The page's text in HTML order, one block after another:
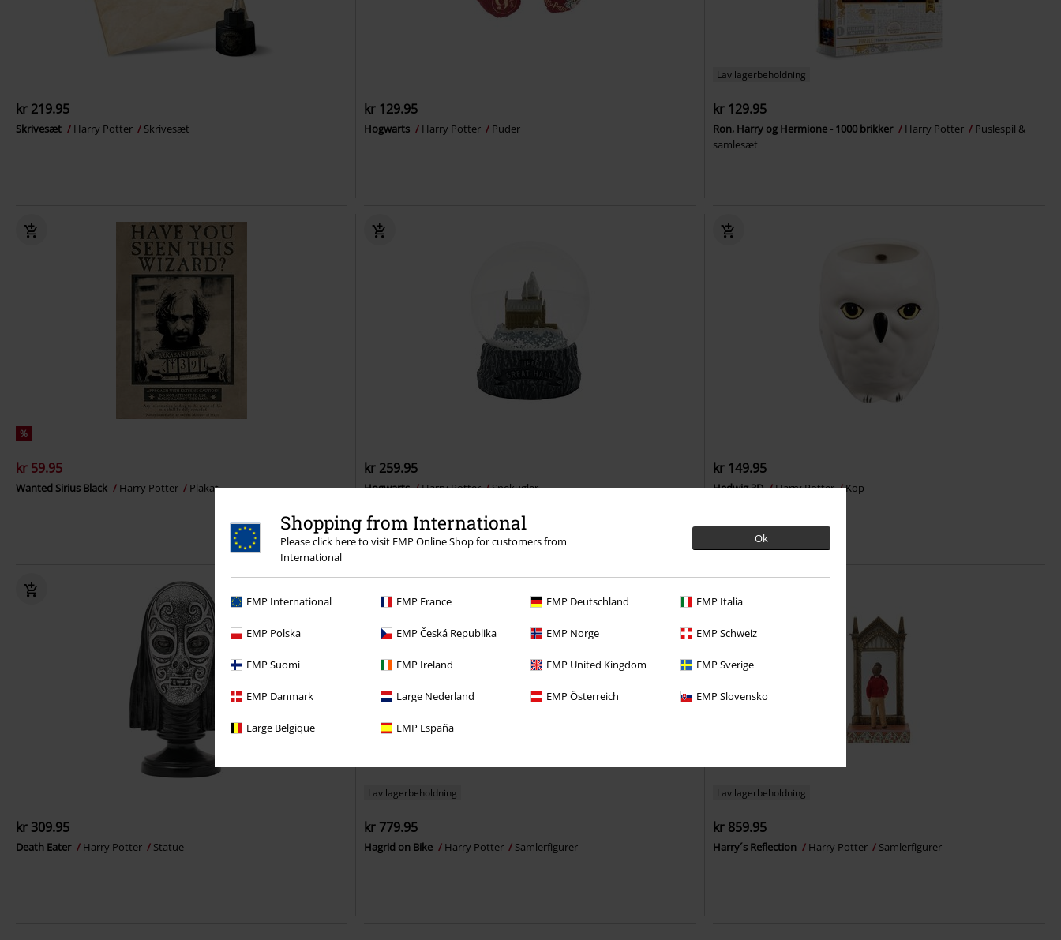
Shopping from International
Please click here to visit EMP Online Shop for customers from
International
Ok
EMP International EMP France EMP Deutschland EMP Italia
EMP Polska EMP Česká Republika EMP Norge EMP Schweiz
EMP Suomi EMP Ireland EMP United Kingdom EMP Sverige
EMP Danmark Large Nederland EMP Österreich EMP Slovensko
Large Belgique EMP España
kr 219.95
Skrivesæt Harry Potter Skrivesæt
kr 129.95
Hogwarts Harry Potter Puder
Lav lagerbeholdning
kr 129.95
Ron, Harry og Hermione - 1000 brikker Harry Potter
Puslespil &
samlesæt
%
kr 59.95
Wanted Sirius Black Harry Potter Plakat
kr 259.95
Hogwarts Harry Potter Snekugler
kr 149.95
Hedwig 3D Harry Potter Kop
kr 309.95
Death Eater Harry Potter Statue
Lav lagerbeholdning
kr 779.95
Hagrid on Bike Harry Potter Samlerfigurer
Lav lagerbeholdning
kr 859.95
Harry´s Reflection Harry Potter Samlerfigurer